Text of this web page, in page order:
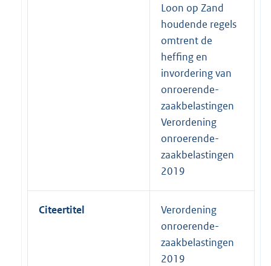
Loon op Zand
houdende regels
omtrent de
heffing en
invordering van
onroerende-
zaakbelastingen
Verordening
onroerende-
zaakbelastingen
2019
Citeertitel
Verordening
onroerende-
zaakbelastingen
2019